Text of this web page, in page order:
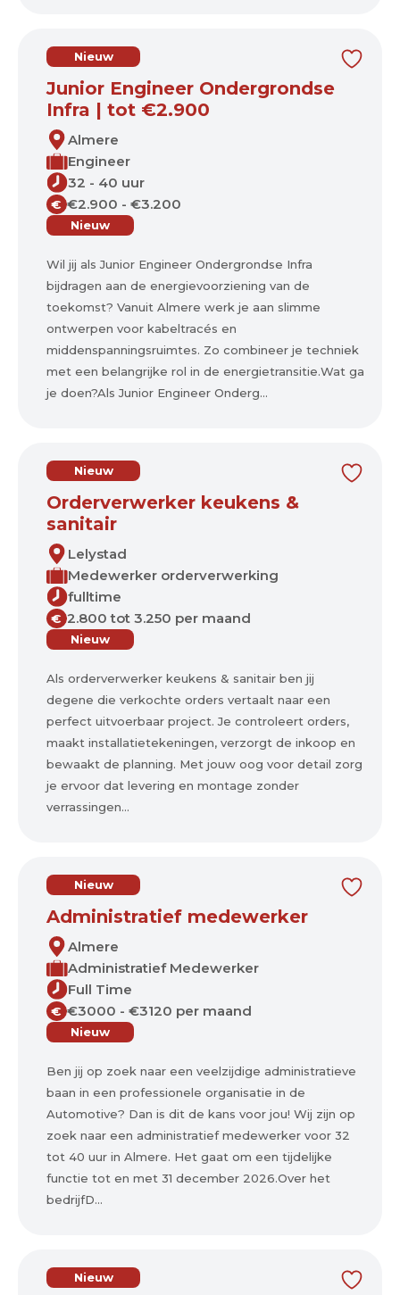
Nieuw
Junior Engineer Ondergrondse
Infra | tot €2.900
Almere
Engineer
32 - 40 uur
€ €2.900 - €3.200
Nieuw
Wil jij als Junior Engineer Ondergrondse Infra
bijdragen aan de energievoorziening van de
toekomst? Vanuit Almere werk je aan slimme
ontwerpen voor kabeltracés en
middenspanningsruimtes. Zo combineer je techniek
met een belangrijke rol in de energietransitie.Wat ga
je doen?Als Junior Engineer Onderg...
Nieuw
Orderverwerker keukens &
sanitair
Lelystad
Medewerker orderverwerking
fulltime
€ 2.800 tot 3.250 per maand
Nieuw
Als orderverwerker keukens & sanitair ben jij
degene die verkochte orders vertaalt naar een
perfect uitvoerbaar project. Je controleert orders,
maakt installatietekeningen, verzorgt de inkoop en
bewaakt de planning. Met jouw oog voor detail zorg
je ervoor dat levering en montage zonder
verrassingen...
Nieuw
Administratief medewerker
Almere
Administratief Medewerker
Full Time
€ €3000 - €3120 per maand
Nieuw
Ben jij op zoek naar een veelzijdige administratieve
baan in een professionele organisatie in de
Automotive? Dan is dit de kans voor jou! Wij zijn op
zoek naar een administratief medewerker voor 32
tot 40 uur in Almere. Het gaat om een tijdelijke
functie tot en met 31 december 2026.Over het
bedrijfD...
Nieuw